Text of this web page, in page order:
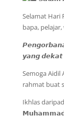
Selamat Hari
bapa,
𝙮𝙖𝙣𝙜 𝙙𝙚𝙠𝙖𝙩
Semoga Aidil
rahmat buat
Ikhlas
𝗠𝘂𝗵𝗮𝗺𝗺𝗮𝗱